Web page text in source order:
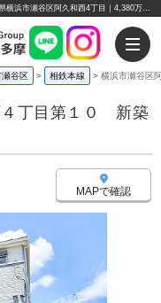
横浜市瀬谷区阿久和西４丁目第１０ 新築戸建 全４棟 神奈川県横浜市瀬谷区阿久和西4丁目｜4,380万円の新築一戸建て｜エムイーPLUS多摩
瀬谷区 > 相鉄本線 > 横浜市瀬谷区
４丁目第１０ 新築
MAPで確認